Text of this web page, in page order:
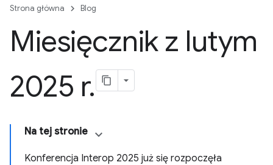
Strona główna Blog
Miesięcznik z lutym
2025 r.
Na tej stronie
Konferencja Interop 2025 już się rozpoczęła